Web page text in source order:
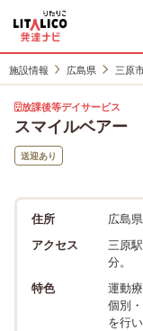
施設情報 広島県 三原
放課後等デイサービス
スマイルベアー
送迎あり
住所
広島
アクセス
三原
分。
特色
運動
個別
を行い